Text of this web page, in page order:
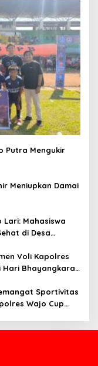
Putra Mengukir
Meniupkan Damai
Lari: Mahasiswa
di Desa
Voli Kapolres
Hari Bhayangkara
Sportivitas
Wajo Cup